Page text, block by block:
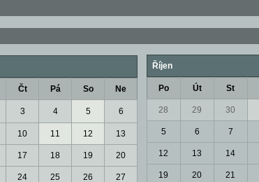
Čt Pá So Ne
3 4 5 6
10 11 12 13
17 18 19 20
24 25 26 27
Říjen
Po Út St
28 29 30
5 6 7
12 13 14
19 20 21